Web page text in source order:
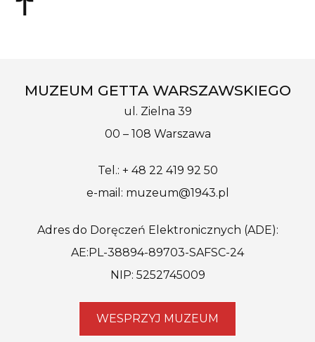
MUZEUM GETTA WARSZAWSKIEGO
ul. Zielna 39
00 – 108 Warszawa
Tel.: + 48 22 419 92 50
e-mail: muzeum@1943.pl
Adres do Doręczeń Elektronicznych (ADE):
AE:PL-38894-89703-SAFSC-24
NIP: 5252745009
WESPRZYJ MUZEUM